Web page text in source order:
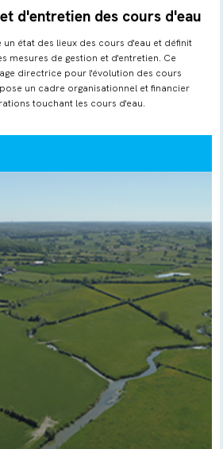
d'entretien des cours d'eau
un état des lieux des cours d'eau et définit
mesures de gestion et d'entretien. Ce
directrice pour l'évolution des cours
un cadre organisationnel et financier
touchant les cours d'eau.